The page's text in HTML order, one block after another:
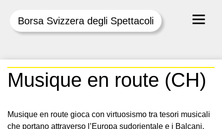
Borsa Svizzera degli Spettacoli
Skip
content
Musique en route (CH)
Musique en route gioca con virtuosismo tra tesori musicali
che portano attraverso l’Europa sudorientale e i Balcani,